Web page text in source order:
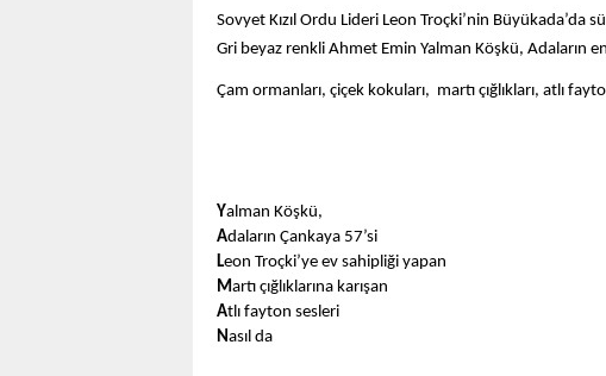
Sovyet Kızıl Ordu Lideri Leon Troçki’nin Büyükada’da
Gri beyaz renkli Ahmet Emin Yalman Köşkü, Adaların
Çam ormanları, çiçek kokuları,  martı çığlıkları, atlı
Yalman Köşkü,
Adaların Çankaya 57’si
Leon Troçki’ye ev sahipliği yapan
Martı çığlıklarına karışan
Atlı fayton sesleri
Nasıl da